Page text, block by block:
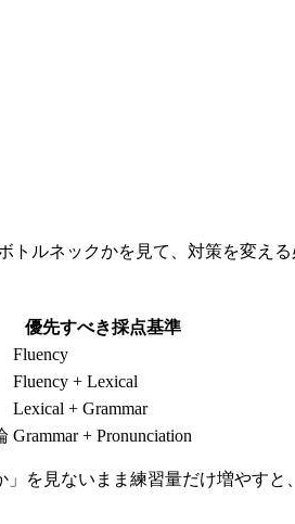
ルネックかを見て、対策を変える
優先すべき採点基準
Fluency
Fluency + Lexical
Lexical + Grammar
Grammar + Pronunciation
を見ないまま練習量だけ増やす